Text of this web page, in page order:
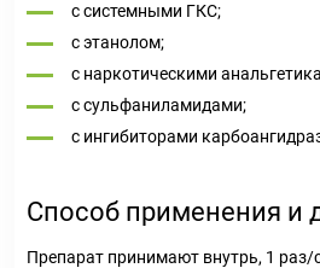
с системными ГКС;
с этанолом;
с наркотическими
с сульфаниламидами;
с ингибиторами
Способ применения и
Препарат принимают внутрь, 1 раз/